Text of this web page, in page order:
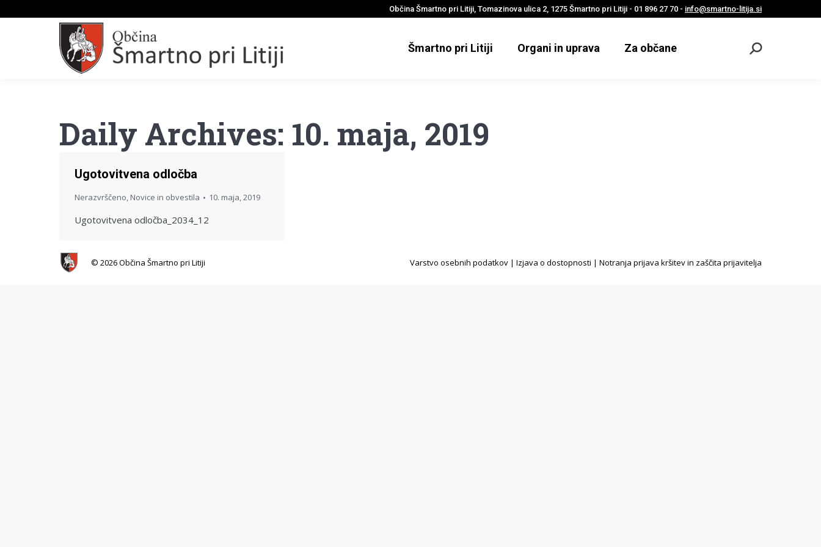
Občina Šmartno pri Litiji, Tomazinova ulica 2, 1275 Šmartno pri Litiji - 01 896 27 70 - info@smartno-litija.si
Šmartno pri Litiji Organi in uprava Za občane
Odpri
Daily Archives: 10. maja, 2019
Ugotovitvena odločba
Nerazvrščeno, Novice in obvestila 10. maja, 2019
Ugotovitvena odločba_2034_12
© 2026 Občina Šmartno pri Litiji Varstvo osebnih podatkov | Izjava o dostopnosti | Notranja prijava kršitev in zaščita prijavitelja